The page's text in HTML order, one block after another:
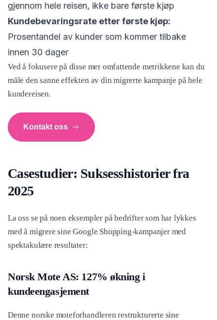
gjennom hele reisen, ikke bare første kjøp
Kundebevaringsrate etter første kjøp:
Prosentandel av kunder som kommer tilbake
innen 30 dager
Ved å fokusere på disse mer omfattende metrikkene kan du
måle den sanne effekten av din migrerte kampanje på hele
kundereisen.
Kontakt oss
Casestudier: Suksesshistorier fra
2025
La oss se på noen eksempler på bedrifter som har lykkes
med å migrere sine Google Shopping-kampanjer med
spektakulære resultater:
Norsk Mote AS: 127% økning i
kundeengasjement
Denne norske moteforhandleren restrukturerte sine